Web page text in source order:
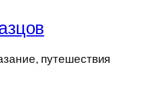
путешествия